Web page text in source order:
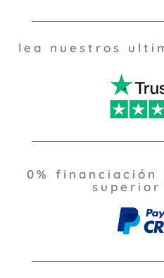
lea nuestros
0% financiación
superior